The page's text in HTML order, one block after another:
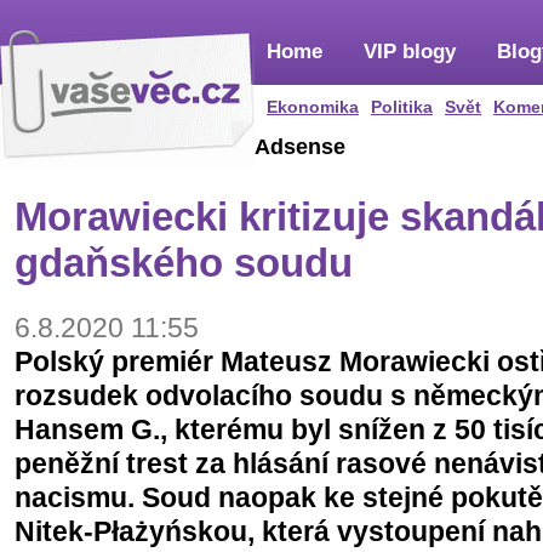
Home
Ekonomika Politika Svět
VIP blogy
Adsense
Morawiecki kritizuje
gdaňského soudu
6.8.2020 11:55
Polský premiér Mateusz Morawiecki
rozsudek odvolacího soudu s
Hansem G., kterému byl snížen z 50
peněžní trest za hlásání rasové
nacismu. Soud naopak ke stejné
Nitek-Płażyńskou, která vystoupení